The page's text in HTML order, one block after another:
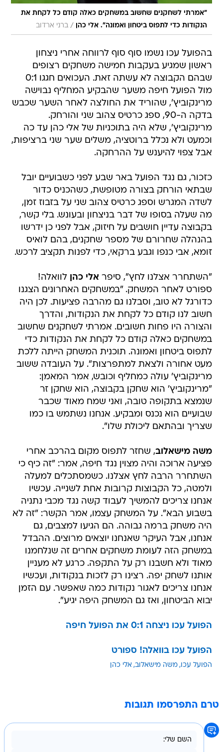
"אמרתי לשחקנים שחשוב במשחקים כאלה קודם כל לקחת את
הנקודות כדי לתפוס ביטחון ואמונה". אלי כהן
/ ברני ארדוב
בהפועל עכו נשמו סוף סוף לרווחה אחרי ניצחון
ראשון שמגיע בעקבות חמישה משחקים רצופים
שבהם הקבוצה לא עשתה זאת. העכואים חגגו 0:1
מול הפועל חיפה משער שהבקיע המחליף נבוישה
מרינקוביץ', שהוריד את החולצה לאחר השער שכבש
בדקה ה-90, ספג כרטיס צהוב שני והורחק.
מרינקוביץ', שלא היה בתוכניות של אלי כהן עד כה
וכמעט ולא נכלל ברוטציה, משלים שער שני ברציפות,
אבל צפוי להיענש על ההרחקה.
כזכור, גם נגד הפועל באר שבע לפני כשבועיים יובל
שבתאי הורחק בצורה מטופשת, כשהכניס כדור
לשדה המגרש וספג כרטיס צהוב שני על בזבוז זמן,
מה שעלה בסופו של דבר בניצחון ובעונש. בלי קשר,
בקבוצה עדיין חושבים על חיזוק, אבל לפני כן ידרשו
בהנהלה שחרורם של מספר שחקנים, בהם לואיס
זומא, אבי כנפו וגבע ברקאי, כדי לפנות תקציב לרכש.
"השתחרר אצלנו לחץ", סיפר אלי כהן לוואלה!
ספורט לאחר המשחק. "במשחקים האחרונים הצגנו
כדורגל לא טוב, וסבלנו גם מהרבה פציעות. לכן היה
חשוב לנו קודם כל לקחת את הנקודות, והדרך
והצורה היו פחות חשובים. אמרתי לשחקנים שחשוב
במשחקים כאלה קודם כל לקחת את הנקודות כדי
לתפוס ביטחון ואמונה. תוכנית המשחק הייתה ללכת
מעט אחורה ולצאת למתפרצות". על העובדה ששוב
מרינקוביץ' עולה כמחליף וכובש, אמר המאמן:
"מרינקוביץ' הוא שחקן בקבוצה, הוא שחקן זר
שנמצא בתקופה טובה, ואני שמח מאוד שכבר
שבועיים הוא נכנס ומבקיע. אנחנו נשתמש בו כמו
שצריך ובהתאם ליכולת שלו".
משה מישאלוב, שחזר לתפוס מקום בהרכב אחרי
פציעה ארוכה והיה מצוין נגד חיפה, אמר: "זה כיף כי
השתחרר הרבה לחץ אצלנו. כשמסתכלים למעלה
ולמטה, כל הקבוצות קרובות אחת לשנייה. עכשיו
אנחנו צריכים להמשיך לעבוד קשה נגד מכבי נתניה
בשבוע הבא". על המשחק עצמו, אמר הקשר: "זה לא
היה משחק ברמה גבוהה. הם הגיעו למצבים, גם
אנחנו, אבל העיקר שאנחנו יוצאים מרוצים. ההבדל
במשחק הזה לעומת משחקים אחרים זה שנלחמנו
מאוד ולא חשבנו רק על התקפה. כרגע לא מעניין
אותנו לשחק יפה. רצינו רק לזכות בנקודות, ועכשיו
אנחנו צריכים לאגור נקודות כמה שאפשר. עם הזמן
יבוא הביטחון, ואז גם המשחק היפה יגיע".
הפועל עכו ניצחה 0:1 את הפועל חיפה
הפועל עכו בוואלה! ספורט
הפועל עכו משה מישאלוב אלי כהן
טרם התפרסמו תגובות